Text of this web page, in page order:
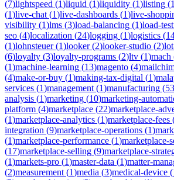
(7)lightspeed (1)liquid (1)liquidity (1)listing (1
(1)live-chat (1)live-dashboards (1)live-
visibility (1)lms (3)load-balancing (1)load-
seo (4)localization (24)logging (1)logistics (
(1)lohnsteuer(1)looker(2)looker-studio (2)
(6)loyalty (3)loyalty-programs (2)ltv (1)mach
(1)machine-learning (13)magento (4)
(4)make-or-buy (1)making-tax-digital (1)
services (1)management (1)manufacturing (53
analysis (1)marketing (10)marketing-
platform (4)marketplace (22)marketplace-
(1)marketplace-analytics (1)marketplace-fees
integration (9)marketplace-operations (1)
(1)marketplace-performance (1)marketplace-
(17)marketplace-selling (9)marketplace-
(1)markets-pro (1)master-data (1)matter-
(2)measurement (1)media (3)medical-device (